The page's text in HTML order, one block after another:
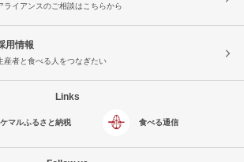
ライアンスのご相談はこちらから
用情報
産者と食べる人をつなぎたい
Links
マルふるさと納税 食べる通信